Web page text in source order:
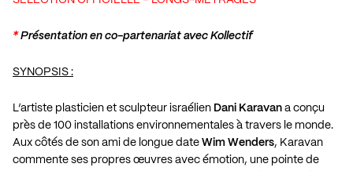
*Présentation en co-partenariat avec Kollectif
SYNOPSIS :
L’artiste plasticien et sculpteur israélien Dani Karavan a conçu
près de 100 installations environnementales à travers le monde.
Aux côtés de son ami de longue date Wim Wenders, Karavan
commente ses propres œuvres avec émotion, une pointe de